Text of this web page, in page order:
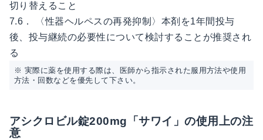
切り替えること
7.6． 〈性器ヘルペスの再発抑制〉本剤を1年間投与
後、投与継続の必要性について検討することが推奨され
る
※ 実際に薬を使用する際は、医師から指示された服用方法や使用
方法・回数などを優先して下さい。
アシクロビル錠200mg「サワイ」の使用上の注
意